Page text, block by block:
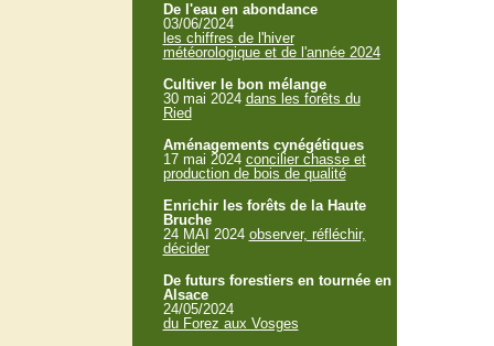
De l'eau en abondance
03/06/2024
les chiffres de l'hiver
météorologique et de l'année 2024
Cultiver le bon mélange
30 mai 2024 dans les forêts du
Ried
Aménagements cynégétiques
17 mai 2024 concilier chasse et
production de bois de qualité
Enrichir les forêts de la Haute
Bruche
24 MAI 2024 observer, réfléchir,
décider
De futurs forestiers en tournée en
Alsace
24/05/2024
du Forez aux Vosges